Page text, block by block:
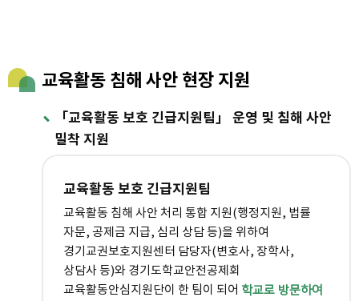
교육활동 침해 사안 현장 지원
「교육활동 보호 긴급지원팀」 운영 및 침해 사안
밀착 지원
교육활동 보호 긴급지원팀
교육활동 침해 사안 처리 통합 지원(행정지원, 법률
자문, 공제금 지급, 심리 상담 등)을 위하여
경기교권보호지원센터 담당자(변호사, 장학사,
상담사 등)와 경기도학교안전공제회
교육활동안심지원단이 한 팀이 되어 학교로 방문하여